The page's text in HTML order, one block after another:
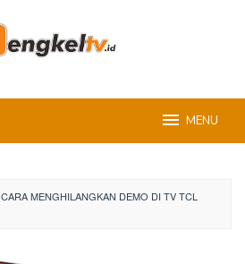
MENU
CARA MENGHILANGKAN DEMO DI TV TCL